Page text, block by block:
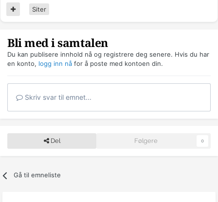
Siter
Bli med i samtalen
Du kan publisere innhold nå og registrere deg senere. Hvis du har
en konto, logg inn nå for å poste med kontoen din.
Skriv svar til emnet...
Del Følgere 0
Gå til emneliste